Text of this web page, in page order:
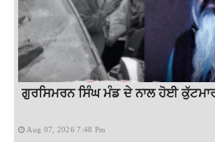
ਗੁਰਸਿਮਰਨ ਸਿੰਘ ਮੰਡ ਦੇ ਨਾਲ ਹੋਈ
Aug 07, 2026 7:48 Pm